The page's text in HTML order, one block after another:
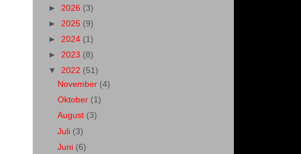
► 2026 (3)
► 2025 (9)
► 2024 (1)
► 2023 (8)
▼ 2022 (51)
November (4)
Oktober (1)
August (3)
Juli (3)
Juni (6)